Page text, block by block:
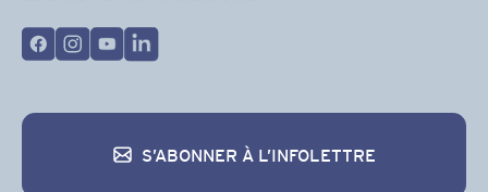
S’ABONNER À L’INFOLETTRE
S’abonner à l’infolettre